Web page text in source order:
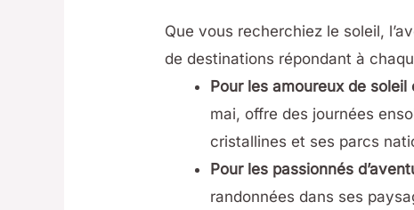
Que vous recherchiez le soleil,
de destinations répondant à
Pour les amoureux de soleil
mai, offre des journées
cristallines et ses parcs
Pour les passionnés
randonnées dans ses